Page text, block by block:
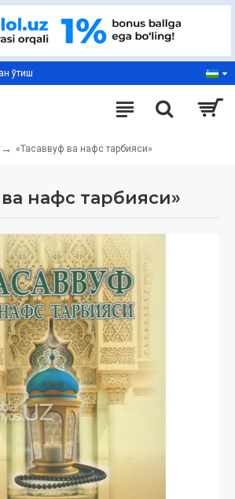
ўтиш
«Тасаввуф ва нафс тарбияси»
нафс тарбияси»